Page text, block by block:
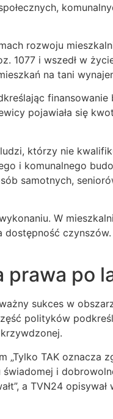
rozwoju
1077 i wszedł w
na tani
pojawiała się
którzy nie
i komunalnego
samotnych,
W
prawa po
sukces w
polityków
„Tylko TAK
i
a TVN24